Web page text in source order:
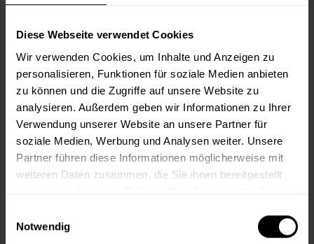
Diese Webseite verwendet Cookies
Wir verwenden Cookies, um Inhalte und Anzeigen zu
personalisieren, Funktionen für soziale Medien anbieten
zu können und die Zugriffe auf unsere Website zu
analysieren. Außerdem geben wir Informationen zu Ihrer
Verwendung unserer Website an unsere Partner für
soziale Medien, Werbung und Analysen weiter. Unsere
Partner führen diese Informationen möglicherweise mit
weiteren Daten zusammen, die Sie ihnen bereitgestellt
Notwendig
Wie viele m² wollen Sie bearbeiten?
m²
In denWarenkorb
Fragen zum Artikel?
Sie möchten eine größere Menge kaufen